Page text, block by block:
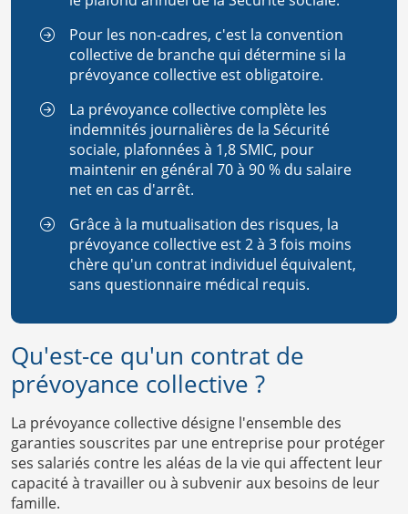
Pour les non-cadres, c'est la convention
collective de branche qui détermine si la
prévoyance collective est obligatoire.
La prévoyance collective complète les
indemnités journalières de la Sécurité
sociale, plafonnées à 1,8 SMIC, pour
maintenir en général 70 à 90 % du salaire
net en cas d'arrêt.
Grâce à la mutualisation des risques, la
prévoyance collective est 2 à 3 fois moins
chère qu'un contrat individuel équivalent,
sans questionnaire médical requis.
Qu'est-ce qu'un contrat de
prévoyance collective ?
La prévoyance collective désigne l'ensemble des
garanties souscrites par une entreprise pour protéger
ses salariés contre les aléas de la vie qui affectent leur
capacité à travailler ou à subvenir aux besoins de leur
famille.